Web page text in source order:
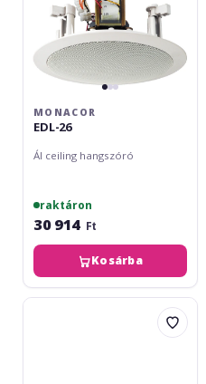
MONACOR
EDL-26
Ál ceiling hangszóró
raktáron
30 914 Ft
Kosárba
VOID